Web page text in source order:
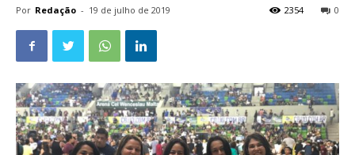
Por Redação - 19 de julho de 2019 0
2354